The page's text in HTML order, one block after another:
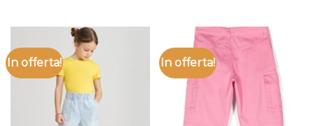
In offerta! In offerta!